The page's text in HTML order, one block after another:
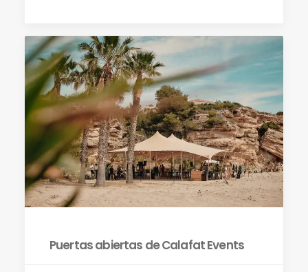
Puertas abiertas de Calafat Events